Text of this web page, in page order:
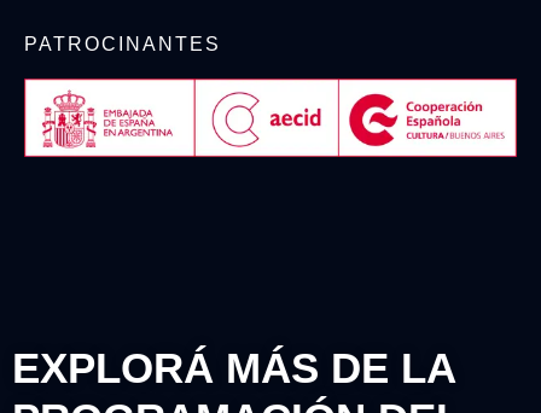
PATROCINANTES
EXPLORÁ MÁS DE LA